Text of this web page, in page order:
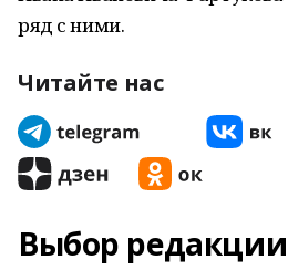
ряд с ними.
Читайте нас
Выбор редакции